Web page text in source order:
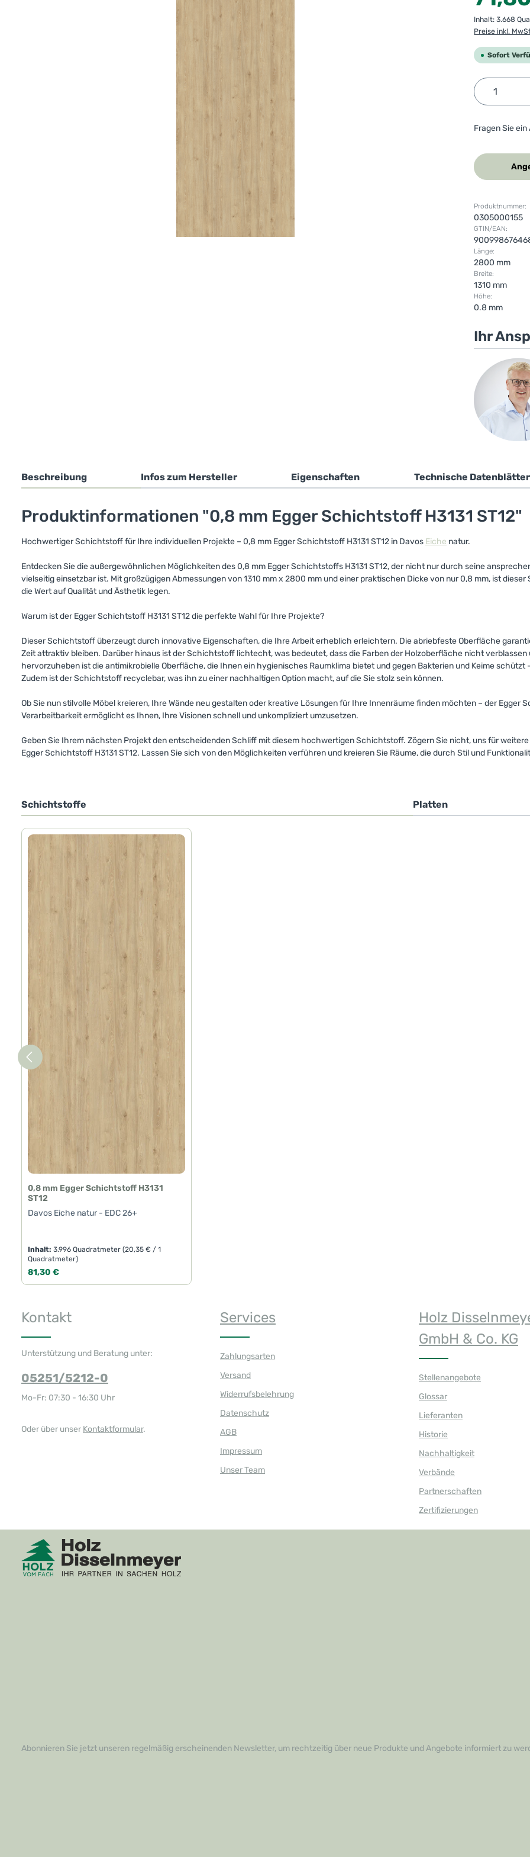
Inhalt:3.668
Preise inkl.
Sofort
Produkt
Fragen Sie
Produktnummer:
0305000155
GTIN/EAN:
Länge:
2800 mm
Breite:
1310 mm
Höhe:
0.8 mm
Ihr
Beschreibung Infos zum Hersteller Eigenschaften Technische Datenblätter
Produktinformationen "0,8 mm Egger Schichtstoff H3131 ST12"
Hochwertiger Schichtstoff für Ihre individuellen Projekte – 0,8 mm Egger Schichtstoff H3131 ST12 in Davos Eiche natur.
Entdecken Sie die außergewöhnlichen Möglichkeiten des 0,8 mm Egger Schichtstoffs H3131 ST12, der nicht nur durch seine
vielseitig einsetzbar ist. Mit großzügigen Abmessungen von 1310 mm x 2800 mm und einer praktischen Dicke von nur 0,8 mm, ist
die Wert auf Qualität und Ästhetik legen.
Warum ist der Egger Schichtstoff H3131 ST12 die perfekte Wahl für Ihre Projekte?
Dieser Schichtstoff überzeugt durch innovative Eigenschaften, die Ihre Arbeit erheblich erleichtern. Die abriebfeste Oberfläche
Zeit attraktiv bleiben. Darüber hinaus ist der Schichtstoff lichtecht, was bedeutet, dass die Farben der Holzoberfläche nicht
hervorzuheben ist die antimikrobielle Oberfläche, die Ihnen ein hygienisches Raumklima bietet und gegen Bakterien und Keime
Zudem ist der Schichtstoff recyclebar, was ihn zu einer nachhaltigen Option macht, auf die Sie stolz sein können.
Ob Sie nun stilvolle Möbel kreieren, Ihre Wände neu gestalten oder kreative Lösungen für Ihre Innenräume finden möchten – der Egger
Verarbeitbarkeit ermöglicht es Ihnen, Ihre Visionen schnell und unkompliziert umzusetzen.
Geben Sie Ihrem nächsten Projekt den entscheidenden Schliff mit diesem hochwertigen Schichtstoff. Zögern Sie nicht, uns für
Egger Schichtstoff H3131 ST12. Lassen Sie sich von den Möglichkeiten verführen und kreieren Sie Räume, die durch Stil und
Schichtstoffe Platten
Produktgalerie überspringen
0,8 mm Egger Schichtstoff H3131
ST12
Davos Eiche natur - EDC 26+
Inhalt:3.996 Quadratmeter(20,35 € / 1
Quadratmeter)
Regulärer Preis:
81,30 €
Kontakt
Unterstützung und Beratung unter:
05251/5212-0
Mo-Fr: 07:30 - 16:30 Uhr
Oder über unser Kontaktformular.
Services
Zahlungsarten
Versand
Widerrufsbelehrung
Datenschutz
AGB
Impressum
Unser Team
Holz
GmbH & Co. KG
Stellenangebote
Glossar
Lieferanten
Historie
Nachhaltigkeit
Verbände
Partnerschaften
Zertifizierungen
Abonnieren Sie jetzt unseren regelmäßig erscheinenden Newsletter, um rechtzeitig über neue Produkte und Angebote informiert zu